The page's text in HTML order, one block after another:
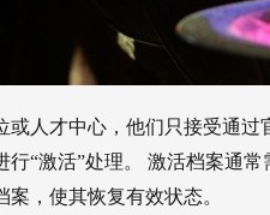
或人才中心，他们只接受通
行“激活”处理。 激活档案通
，使其恢复有效状态。